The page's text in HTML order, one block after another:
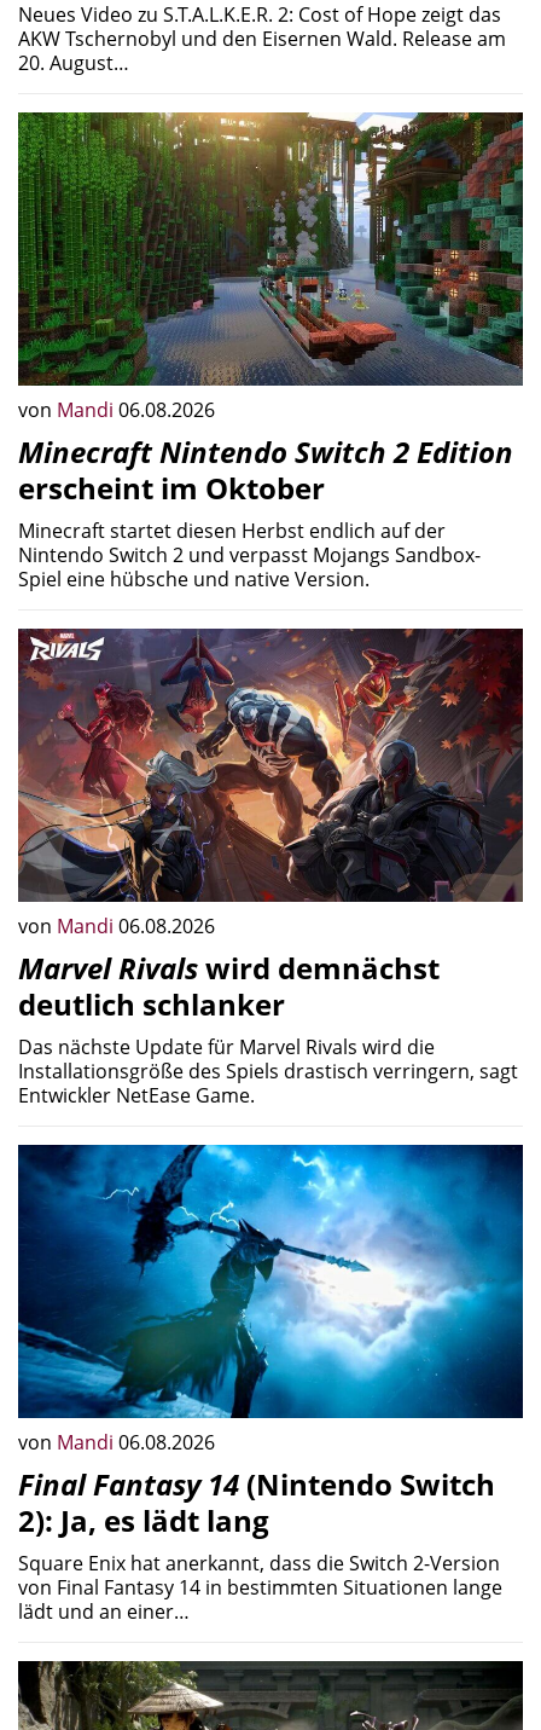
Neues Video zu S.T.A.L.K.E.R. 2: Cost of Hope zeigt das
AKW Tschernobyl und den Eisernen Wald. Release am
20. August…
von Mandi 06.08.2026
Minecraft Nintendo Switch 2 Edition
erscheint im Oktober
Minecraft startet diesen Herbst endlich auf der
Nintendo Switch 2 und verpasst Mojangs Sandbox-
Spiel eine hübsche und native Version.
von Mandi 06.08.2026
Marvel Rivalswird demnächst
deutlich schlanker
Das nächste Update für Marvel Rivals wird die
Installationsgröße des Spiels drastisch verringern, sagt
Entwickler NetEase Game.
von Mandi 06.08.2026
Final Fantasy 14 (Nintendo Switch
2): Ja, es lädt lang
Square Enix hat anerkannt, dass die Switch 2-Version
von Final Fantasy 14 in bestimmten Situationen lange
lädt und an einer…